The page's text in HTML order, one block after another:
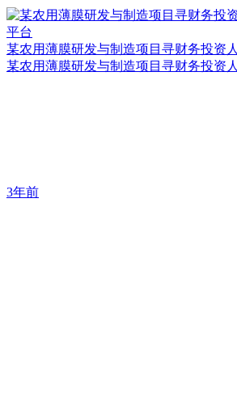
某农用薄膜研发与制造项目寻财务投资人
某农用薄膜研发与制造项目寻财务投资人
3年前